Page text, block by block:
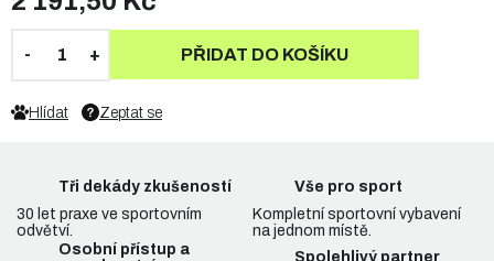
PŘIDAT DO KOŠÍKU
Zeptat se
Hlídat
Tři dekády zkušeností
30 let praxe ve sportovním
odvětví.
Vše pro sport
Kompletní sportovní vybavení
na jednom místě.
Osobní přístup a
Spolehlivý partner